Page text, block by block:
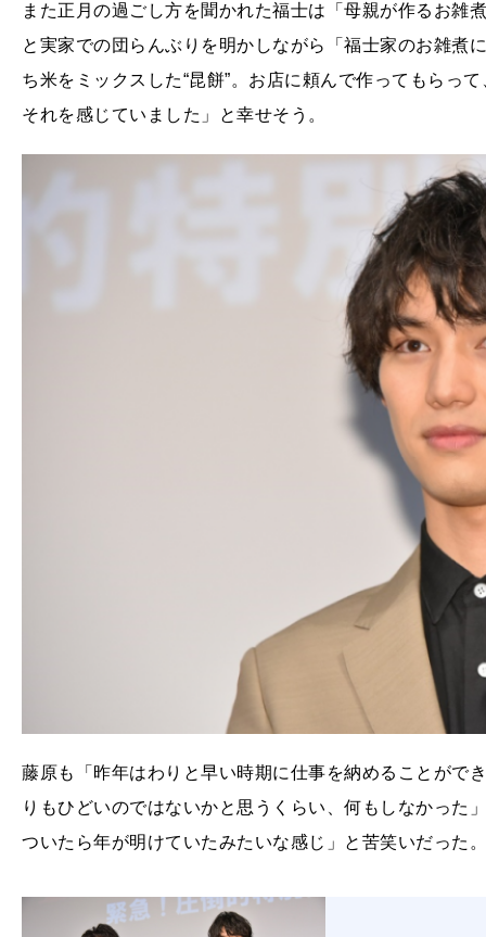
また正月の過ごし方を聞かれた福士は「母親が作るお雑
と実家での団らんぶりを明かしながら「福士家のお雑煮
ち米をミックスした“昆餅”。お店に頼んで作ってもらっ
それを感じていました」と幸せそう。
藤原も「昨年はわりと早い時期に仕事を納めることがで
りもひどいのではないかと思うくらい、何もしなかった
ついたら年が明けていたみたいな感じ」と苦笑いだった。